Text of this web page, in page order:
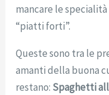
mancare le
“piatti forti”.
Queste sono tra le
amanti della buona
restano: Spaghetti